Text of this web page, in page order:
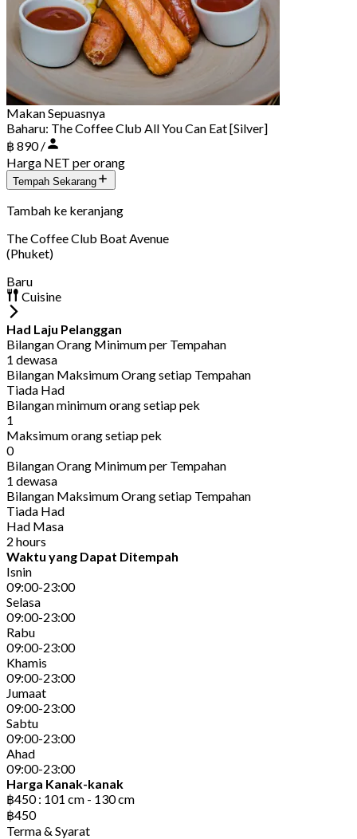
Makan Sepuasnya
Baharu: The Coffee Club All You Can Eat [Silver]
฿ 890 /
Harga NET per orang
Tempah Sekarang
Tambah ke keranjang
The Coffee Club Boat Avenue
(Phuket)
Baru
Cuisine
Had Laju Pelanggan
Bilangan Orang Minimum per Tempahan
1 dewasa
Bilangan Maksimum Orang setiap Tempahan
Tiada Had
Bilangan minimum orang setiap pek
1
Maksimum orang setiap pek
0
Bilangan Orang Minimum per Tempahan
1 dewasa
Bilangan Maksimum Orang setiap Tempahan
Tiada Had
Had Masa
2 hours
Waktu yang Dapat Ditempah
Isnin
09:00-23:00
Selasa
09:00-23:00
Rabu
09:00-23:00
Khamis
09:00-23:00
Jumaat
09:00-23:00
Sabtu
09:00-23:00
Ahad
09:00-23:00
Harga Kanak-kanak
฿450 : 101 cm - 130 cm
฿450
Terma & Syarat